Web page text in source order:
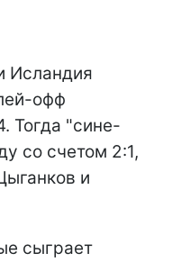
Исландия
офф
Тогда "сине-
со счетом 2:1,
и
сыграет